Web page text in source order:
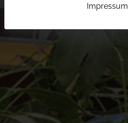
Impressum